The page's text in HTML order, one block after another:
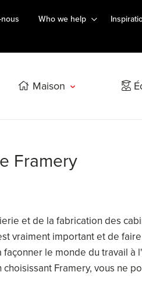
Who we help
Maison
Framery
et de la fabrication des
vraiment important et de
le monde du travail
Framery, vous ne